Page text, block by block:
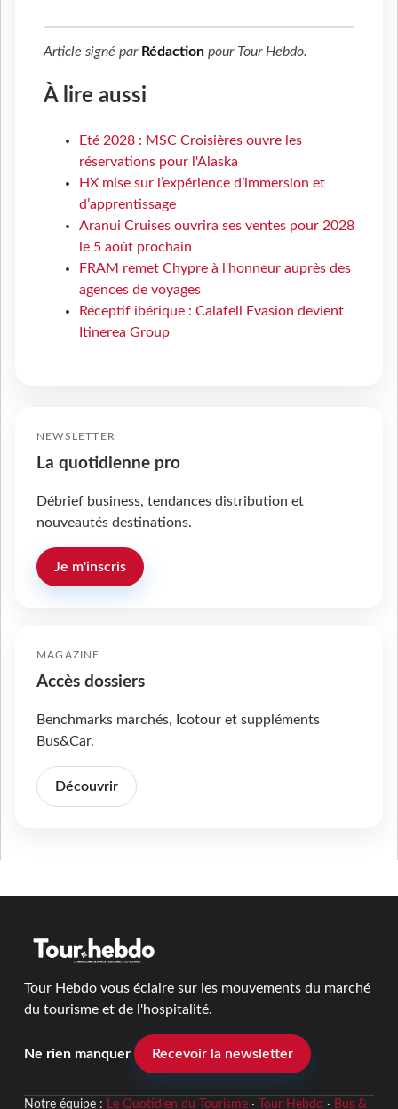
Article signé par Rédaction pour Tour Hebdo.
À lire aussi
Eté 2028 : MSC Croisières ouvre les
réservations pour l'Alaska
HX mise sur l’expérience d’immersion et
d’apprentissage
Aranui Cruises ouvrira ses ventes pour 2028
le 5 août prochain
FRAM remet Chypre à l'honneur auprès des
agences de voyages
Réceptif ibérique : Calafell Evasion devient
Itinerea Group
NEWSLETTER
La quotidienne pro
Débrief business, tendances distribution et
nouveautés destinations.
Je m'inscris
MAGAZINE
Accès dossiers
Benchmarks marchés, Icotour et suppléments
Bus&Car.
Découvrir
Tour Hebdo vous éclaire sur les mouvements du marché
du tourisme et de l'hospitalité.
Ne rien manquer Recevoir la newsletter
Notre équipe : Le Quotidien du Tourisme· Tour Hebdo· Bus &